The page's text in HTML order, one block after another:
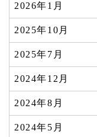
2026年1月
2025年10月
2025年7月
2024年12月
2024年8月
2024年5月